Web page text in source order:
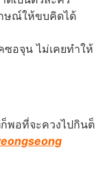
ษณ์ให้ขบคิดได้
อจุน ไม่เคยทำให้
พอที่จะควงไปกินต็